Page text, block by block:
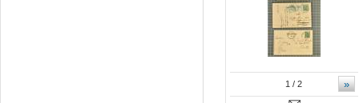
»
1 / 2